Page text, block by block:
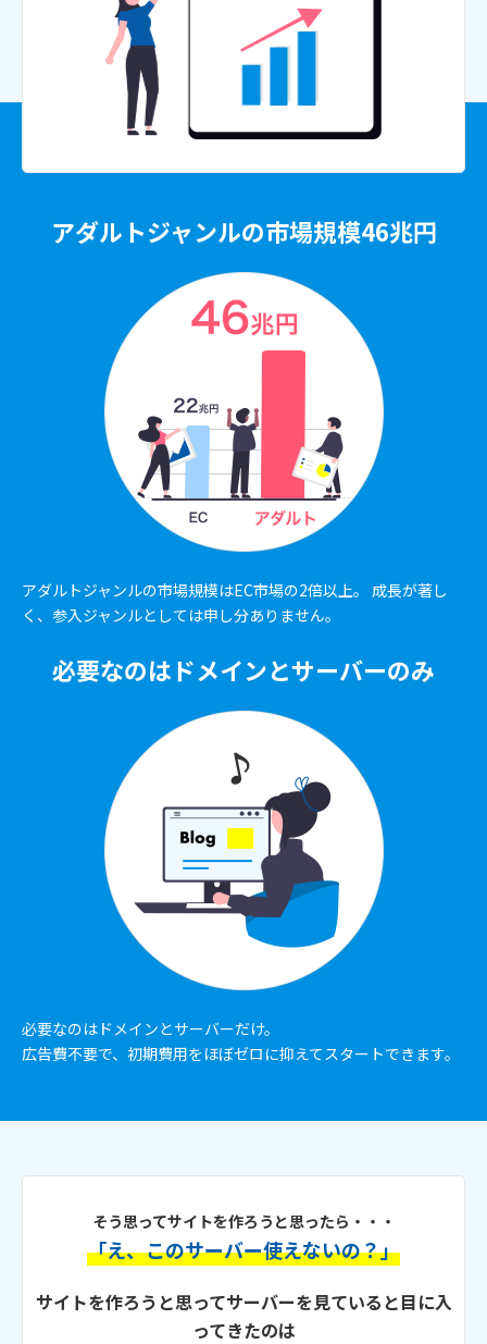
アダルトジャンルの市場規模46兆円
アダルトジャンルの市場規模はEC市場の2倍以上。 成長が著し
く、参入ジャンルとしては申し分ありません。
必要なのはドメインとサーバーのみ
必要なのはドメインとサーバーだけ。
広告費不要で、初期費用をほぼゼロに抑えてスタートできます。
そう思ってサイトを作ろうと思ったら・・・
「え、このサーバー使えないの？」
サイトを作ろうと思ってサーバーを見ていると目に入
ってきたのは